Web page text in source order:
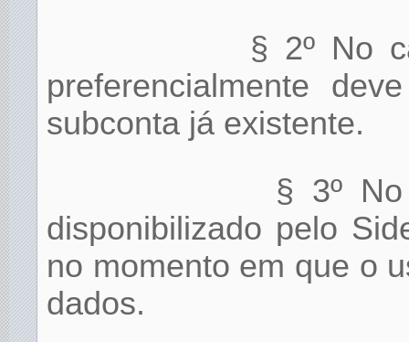
§ 2º No
preferencialmente
subconta já existente.
§ 3º
disponibilizado pelo
no momento em que o
dados.